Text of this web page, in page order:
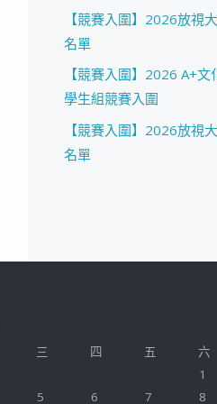
【競賽入圍】2026放視
名單
【競賽入圍】2026 A+
學生組競賽入圍
【競賽入圍】2026放視
名單
三 四 五 六
1
5 6 7 8